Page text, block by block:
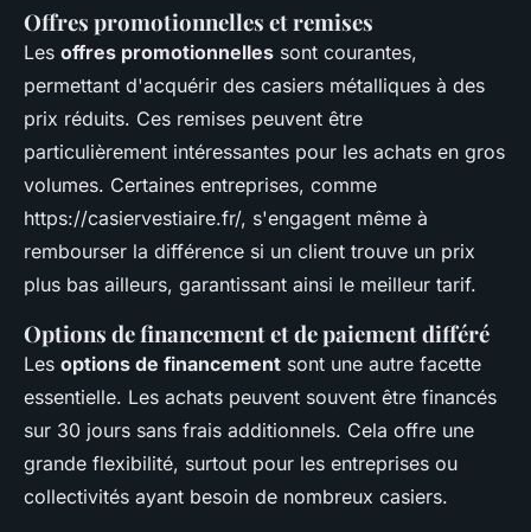
Offres promotionnelles et remises
Les offres promotionnelles sont courantes,
permettant d'acquérir des casiers métalliques à des
prix réduits. Ces remises peuvent être
particulièrement intéressantes pour les achats en gros
volumes. Certaines entreprises, comme
https://casiervestiaire.fr/, s'engagent même à
rembourser la différence si un client trouve un prix
plus bas ailleurs, garantissant ainsi le meilleur tarif.
Options de financement et de paiement différé
Les options de financement sont une autre facette
essentielle. Les achats peuvent souvent être financés
sur 30 jours sans frais additionnels. Cela offre une
grande flexibilité, surtout pour les entreprises ou
collectivités ayant besoin de nombreux casiers.